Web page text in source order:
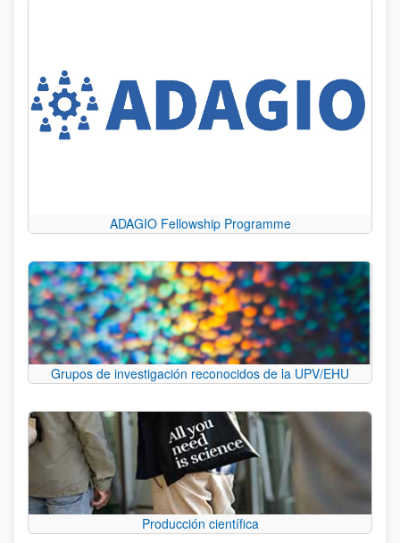
ADAGIO Fellowship Programme
Grupos de investigación reconocidos de la UPV/EHU
Producción científica